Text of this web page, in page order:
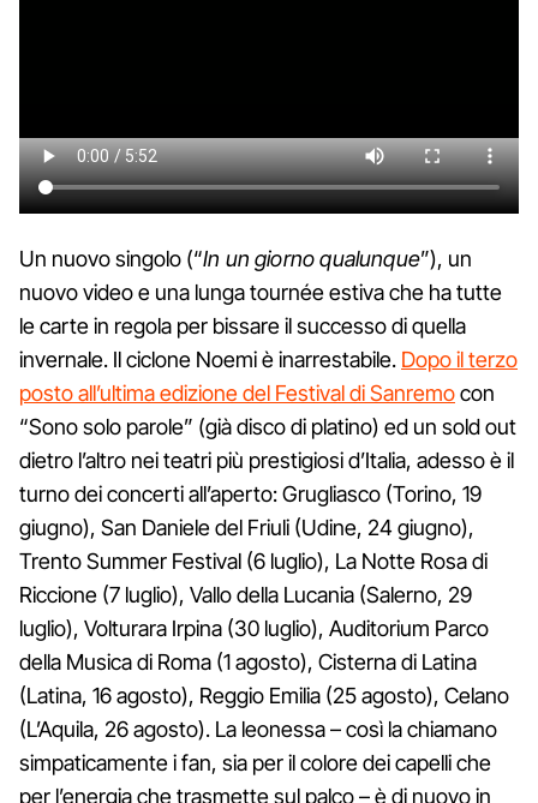
Un nuovo singolo (“In un giorno qualunque”), un
nuovo video e una lunga tournée estiva che ha tutte
le carte in regola per bissare il successo di quella
invernale. Il ciclone Noemi è inarrestabile. Dopo il terzo
posto all’ultima edizione del Festival di Sanremocon
“Sono solo parole” (già disco di platino) ed un sold out
dietro l’altro nei teatri più prestigiosi d’Italia, adesso è il
turno dei concerti all’aperto: Grugliasco (Torino, 19
giugno), San Daniele del Friuli (Udine, 24 giugno),
Trento Summer Festival (6 luglio), La Notte Rosa di
Riccione (7 luglio), Vallo della Lucania (Salerno, 29
luglio), Volturara Irpina (30 luglio), Auditorium Parco
della Musica di Roma (1 agosto), Cisterna di Latina
(Latina, 16 agosto), Reggio Emilia (25 agosto), Celano
(L’Aquila, 26 agosto). La leonessa – così la chiamano
simpaticamente i fan, sia per il colore dei capelli che
per l’energia che trasmette sul palco – è di nuovo in